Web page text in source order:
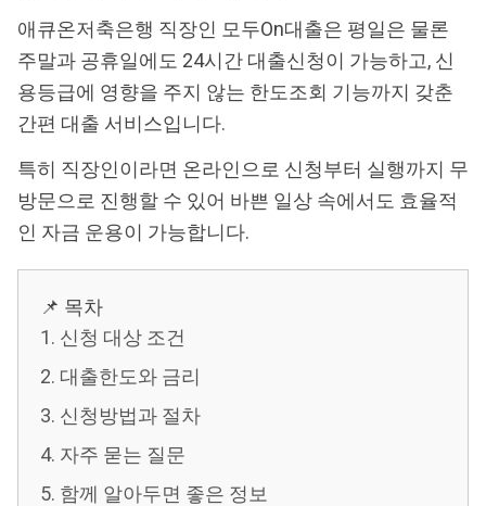
애큐온저축은행 직장인 모두On대출은 평일은 물론
주말과 공휴일에도 24시간 대출신청이 가능하고, 신
용등급에 영향을 주지 않는 한도조회 기능까지 갖춘
간편 대출 서비스입니다.
특히 직장인이라면 온라인으로 신청부터 실행까지 무
방문으로 진행할 수 있어 바쁜 일상 속에서도 효율적
인 자금 운용이 가능합니다.
📌 목차
1. 신청 대상 조건
2. 대출한도와 금리
3. 신청방법과 절차
4. 자주 묻는 질문
5. 함께 알아두면 좋은 정보